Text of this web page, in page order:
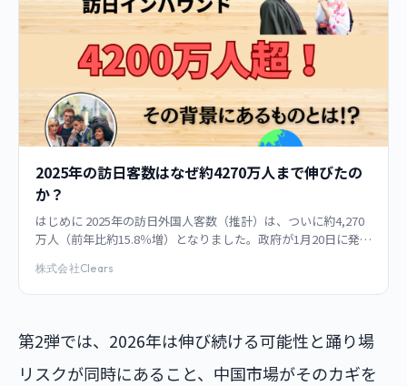
2025年の訪日客数はなぜ約4270万人まで伸びたの
か？
はじめに 2025年の訪日外国人客数（推計）は、ついに約4,270
万人（前年比約15.8％増）となりました。政府が1月20日に発表
2019年（
株式会社Clears
第2弾では、2026年は伸び続ける可能性と踊り場
リスクが同時にあること、中国市場がそのカギを